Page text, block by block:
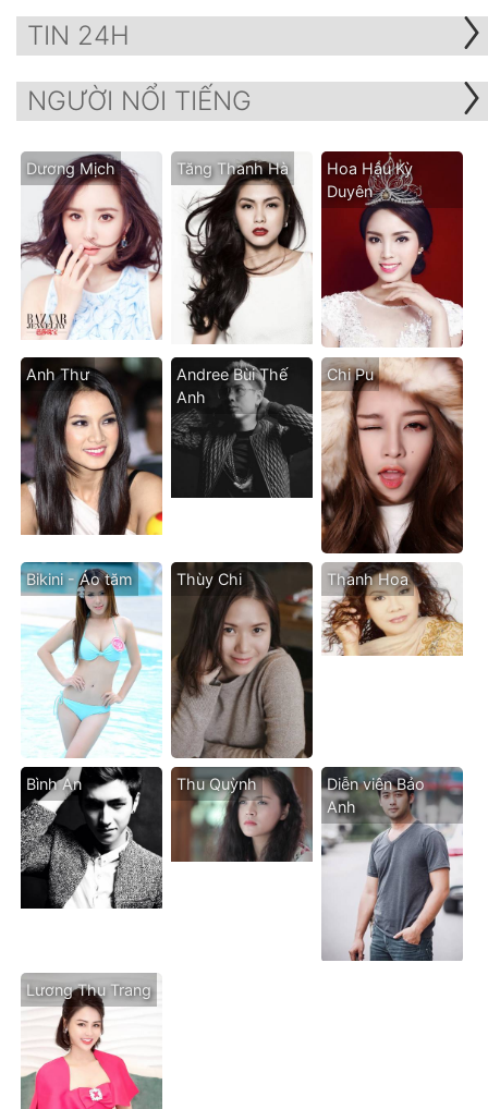
TIN 24H
NGƯỜI NỔI TIẾNG
Dương Mịch Tăng Thanh Hà
Hoa Hậu Kỳ
Duyên
Anh Thư
Andree Bùi Thế
Anh
Chi Pu
Bikini - Áo tăm Thùy Chi Thanh Hoa
Bình An Thu Quỳnh
Diễn viên Bảo
Anh
Lương Thu Trang